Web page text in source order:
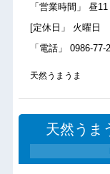
「営業時間」 昼
[定休日」 火曜日
「電話」 0986-77-
天然うまうま
天然うま